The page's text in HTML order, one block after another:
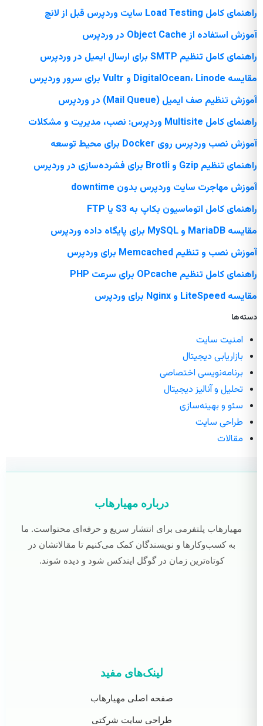
راهنمای کامل Load Testing سایت وردپرس قبل از لانچ
آموزش استفاده از Object Cache در وردپرس
راهنمای کامل تنظیم SMTP برای ارسال ایمیل در وردپرس
مقایسه DigitalOcean، Linode و Vultr برای سرور وردپرس
آموزش تنظیم صف ایمیل (Mail Queue) در وردپرس
راهنمای کامل Multisite وردپرس: نصب، مدیریت و مشکلات
آموزش نصب وردپرس روی Docker برای محیط توسعه
راهنمای تنظیم Gzip و Brotli برای فشرده‌سازی در وردپرس
آموزش مهاجرت سایت وردپرس بدون downtime
راهنمای کامل اتوماسیون بکاپ به S3 یا FTP
مقایسه MariaDB و MySQL برای پایگاه داده وردپرس
آموزش نصب و تنظیم Memcached برای وردپرس
راهنمای کامل تنظیم OPcache برای سرعت PHP
مقایسه LiteSpeed و Nginx برای وردپرس
دسته‌ها
امنیت سایت
بازاریابی دیجیتال
برنامه‌نویسی اختصاصی
تحلیل و آنالیز دیجیتال
سئو و بهینه‌سازی
طراحی سایت
مقالات
درباره مهیارهاب
مهیارهاب پلتفرمی برای انتشار سریع و حرفه‌ای محتواست. ما
به کسب‌وکارها و نویسندگان کمک می‌کنیم تا مقالاتشان در
کوتاه‌ترین زمان در گوگل ایندکس شود و دیده شوند.
لینک‌های مفید
صفحه اصلی مهیارهاب
طراحی سایت شرکتی